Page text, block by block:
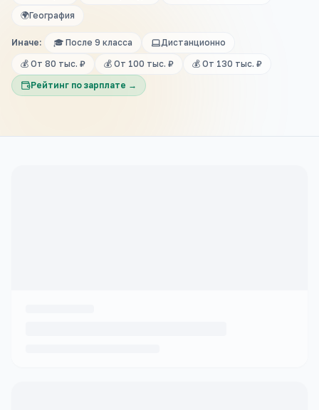
🌍География
Иначе: 🎓 После 9 класса
Дистанционно
💰 От 80 тыс. ₽
💰 От 100 тыс. ₽
💰 От 130 тыс. ₽
Рейтинг по зарплате →